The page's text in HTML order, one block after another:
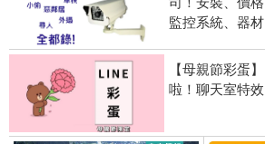
監控系統、器
【母親節彩蛋
啦！聊天室特